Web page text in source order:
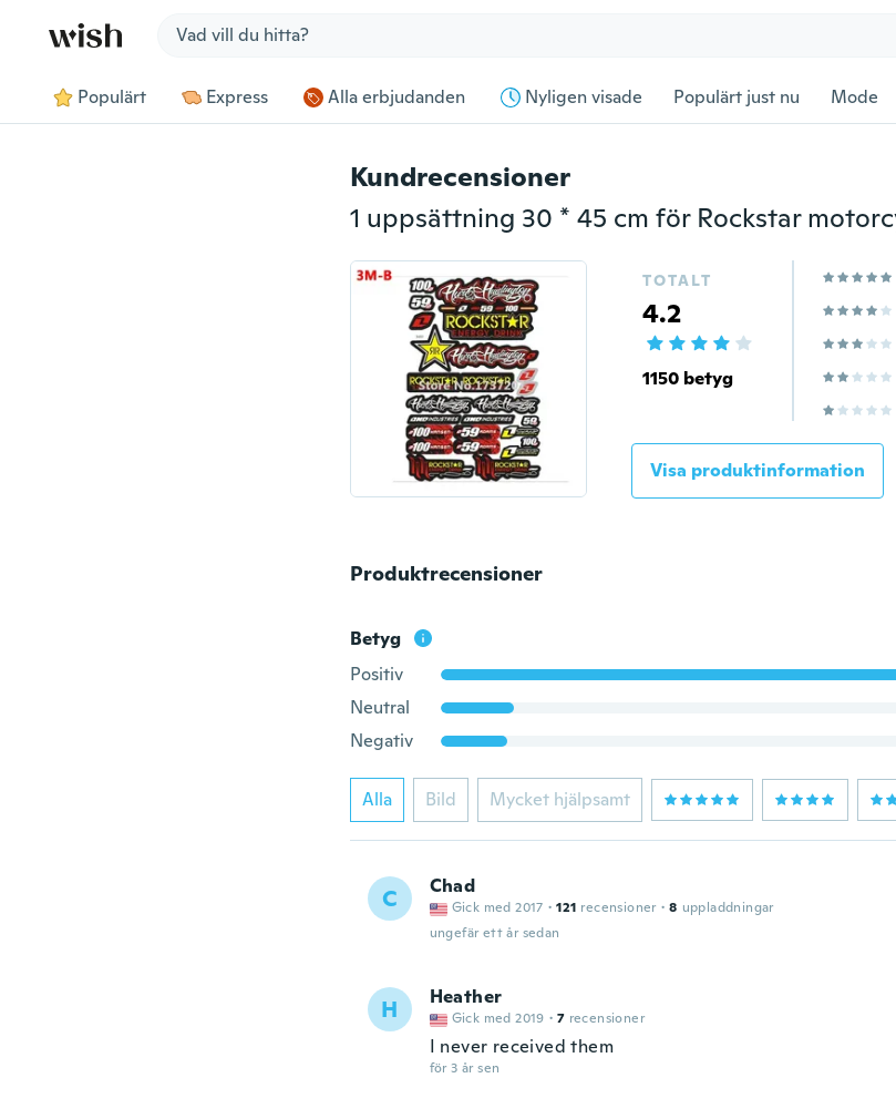
Populärt Express Alla erbjudanden Nyligen visade Populärt just nu Mode
Kundrecensioner
1 uppsättning 30 * 45 cm för Rockstar
TOTALT
4.2
1150 betyg
Visa produktinformation
Produktrecensioner
Betyg
Positiv
Neutral
Negativ
Alla Bild Mycket hjälpsamt
C Chad
Gick med 2017 · 121 recensioner · 8 uppladdningar
ungefär ett år sedan
H Heather
Gick med 2019 · 7 recensioner
I never received them
för 3 år sen